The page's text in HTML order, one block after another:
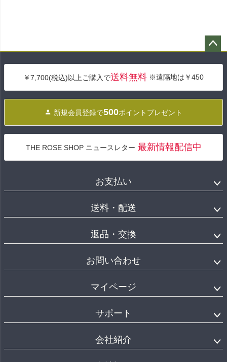
へ
￥7,700(税込)以上ご購入で送料無料 ※遠隔地は￥450
新規会員登録で500ポイントプレゼント
THE ROSE SHOP ニュースレター 最新情報配信中
お支払い
送料・配送
返品・交換
お問い合わせ
マイページ
サポート
会社紹介